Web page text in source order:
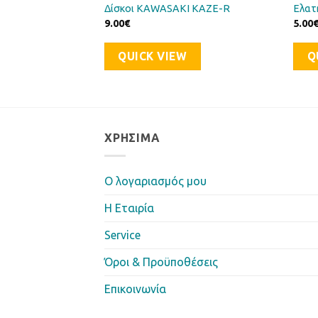
Δίσκοι KAWASAKI KAZE-R
9.00€
QUICK VIEW
5.00
ΧΡΉΣΙΜΑ
Ο λογαριασμός μου
Η Eταιρία
Service
Όροι & Προϋποθέσεις
Επικοινωνία